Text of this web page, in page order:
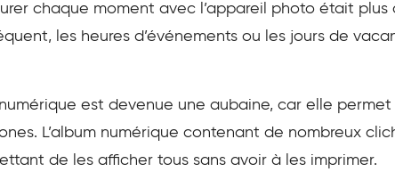
chaque moment avec l’appareil photo était
les heures d’événements ou les jours de
est devenue une aubaine, car elle
L’album numérique contenant de nombreux
de les afficher tous sans avoir à les imprimer.